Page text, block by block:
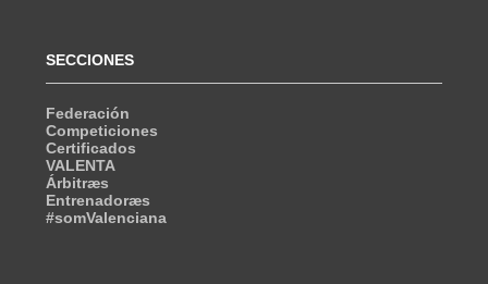
SECCIONES
Federación
Competiciones
Certificados
VALENTA
Árbitræs
Entrenadoræs
#somValenciana